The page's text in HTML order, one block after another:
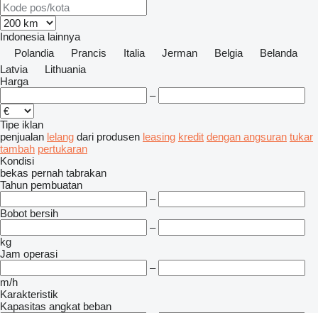
Indonesia lainnya
Polandia
Prancis Italia Jerman Belgia
Belanda
Latvia
Lithuania
Harga
–
Tipe iklan
penjualan lelang dari produsen leasing kredit dengan angsuran tukar
tambah pertukaran
Kondisi
bekas pernah tabrakan
Tahun pembuatan
–
Bobot bersih
–
kg
Jam operasi
–
m/h
Karakteristik
Kapasitas angkat beban